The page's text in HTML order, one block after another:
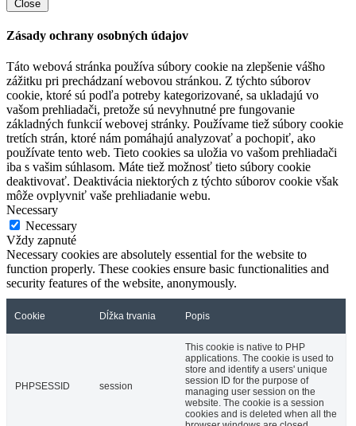
Close
Zásady ochrany osobných údajov
Táto webová stránka používa súbory cookie na zlepšenie vášho
zážitku pri prechádzaní webovou stránkou. Z týchto súborov
cookie, ktoré sú podľa potreby kategorizované, sa ukladajú vo
vašom prehliadači, pretože sú nevyhnutné pre fungovanie
základných funkcií webovej stránky. Používame tiež súbory cookie
tretích strán, ktoré nám pomáhajú analyzovať a pochopiť, ako
používate tento web. Tieto cookies sa uložia vo vašom prehliadači
iba s vašim súhlasom. Máte tiež možnosť tieto súbory cookie
deaktivovať. Deaktivácia niektorých z týchto súborov cookie však
môže ovplyvniť vaše prehliadanie webu.
Necessary
Necessary
Vždy zapnuté
Necessary cookies are absolutely essential for the website to
function properly. These cookies ensure basic functionalities and
security features of the website, anonymously.
Cookie Dĺžka trvania Popis
PHPSESSID session
This cookie is native to PHP
applications. The cookie is used to
store and identify a users' unique
session ID for the purpose of
managing user session on the
website. The cookie is a session
cookies and is deleted when all the